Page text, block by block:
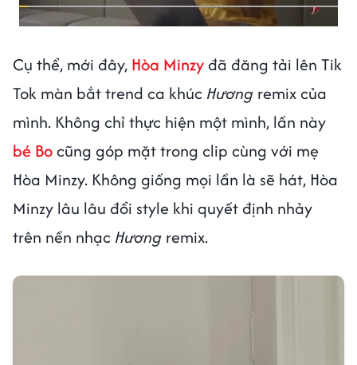
Cụ thể, mới đây, Hòa Minzyđã đăng tải lên Tik
Tok màn bắt trend ca khúc Hương remix của
mình. Không chỉ thực hiện một mình, lần này
bé Bocũng góp mặt trong clip cùng với mẹ
Hòa Minzy. Không giống mọi lần là sẽ hát, Hòa
Minzy lâu lâu đổi style khi quyết định nhảy
trên nền nhạc Hương remix.